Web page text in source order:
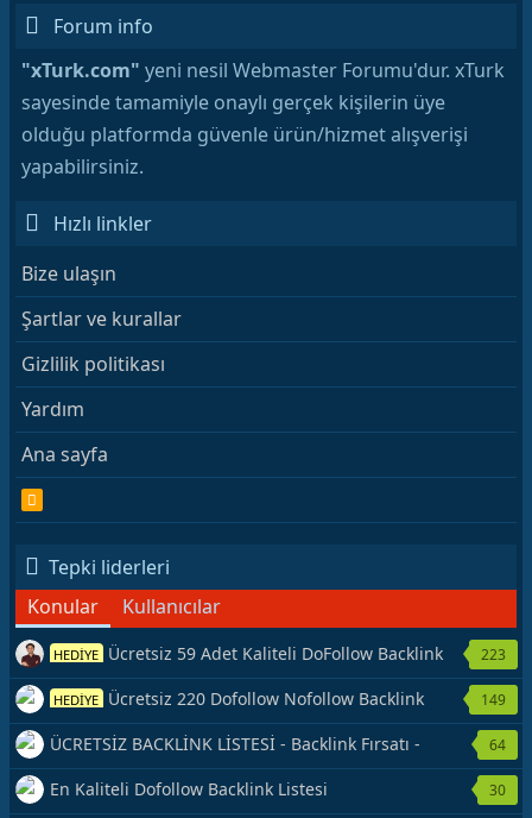
Forum info
"xTurk.com" yeni nesil Webmaster Forumu'dur. xTurk
sayesinde tamamiyle onaylı gerçek kişilerin üye
olduğu platformda güvenle ürün/hizmet alışverişi
yapabilirsiniz.
Hızlı linkler
Bize ulaşın
Şartlar ve kurallar
Gizlilik politikası
Yardım
Ana sayfa
S
Tepki liderleri
Konular
Kullanıcılar
HEDİYE Ücretsiz 59 Adet Kaliteli DoFollow Backlink
Kaynağı Veriyorum.
223
HEDİYE Ücretsiz 220 Dofollow Nofollow Backlink
Veriyorum
149
ÜCRETSİZ BACKLİNK LİSTESİ - Backlink Fırsatı -
Hemen Yetiş!
64
En Kaliteli Dofollow Backlink Listesi 30